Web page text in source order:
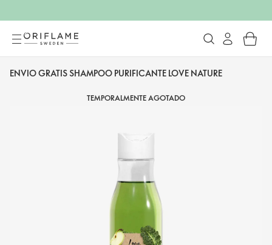
ENVIO GRATIS SHAMPOO PURIFICANTE LOVE NATURE
TEMPORALMENTE AGOTADO